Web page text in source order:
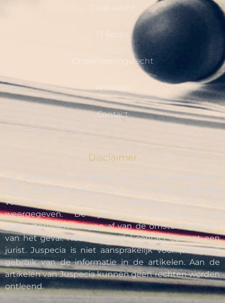
Civiel Recht
IT Recht
Ondernemingsrecht
Artikelen
Contact
Disclaimer
De artikelen van Juspecia zijn met aandacht en
zorgvuldigheid geschreven. Toch kan informatie
verouderd zijn of niet helemaal correct zijn
weergegeven. De juridische kwalificatie van
gebeurtenissen hangen af van de omstandigheden
van het geval. Neem bij twijfel contact op met een
jurist. Juspecia is niet aansprakelijk voor (verkeerd)
gebruik van de informatie in de artikelen. Aan de
artikelen van Juspecia kunnen geen rechten worden
ontleend.